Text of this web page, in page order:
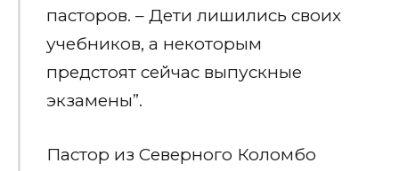
пасторов. – Дети лишились своих
учебников, а некоторым
предстоят сейчас выпускные
экзамены”.
Пастор из Северного Коломбо